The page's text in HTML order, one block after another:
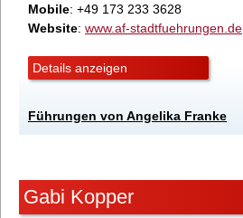
Mobile: +49 173 233 3628
Website: www.af-stadtfuehrungen.de
Details anzeigen
Führungen von Angelika Franke
Gabi Kopper